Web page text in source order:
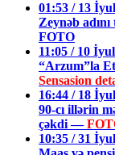
01:53 / 13
Zeynəb
FOTO
11:05 / 10
“Arzum”la
Sensasion
16:44 / 18
90-cı illərin
çəkdi —
10:35 / 31